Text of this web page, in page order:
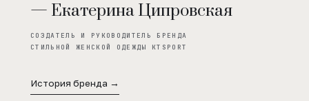
— Екатерина Ципровская
СОЗДАТЕЛЬ И РУКОВОДИТЕЛЬ БРЕНДА
СТИЛЬНОЙ ЖЕНСКОЙ ОДЕЖДЫ KTSPORT
История бренда →